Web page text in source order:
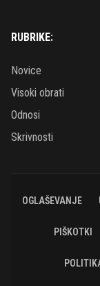
RUBRIKE:
Novice
Visoki obrati
Odnosi
Skrivnosti
OGLAŠEVANJE
PIŠKOTKI